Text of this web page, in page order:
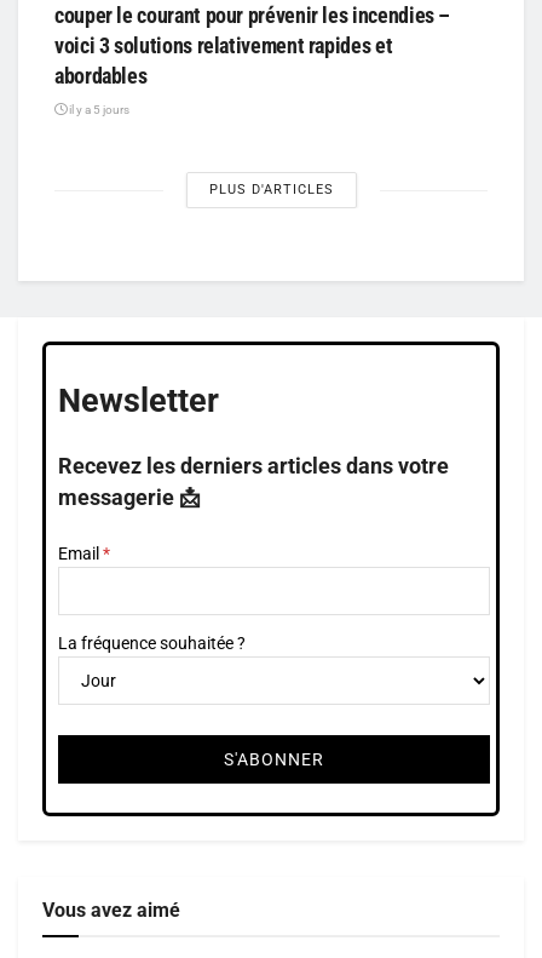
couper le courant pour prévenir les incendies –
voici 3 solutions relativement rapides et
abordables
il y a 5 jours
PLUS D'ARTICLES
Newsletter
Recevez les derniers articles dans votre
messagerie 📩
Email
La fréquence souhaitée ?
Vous avez aimé